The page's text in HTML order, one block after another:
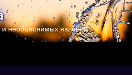
необъяснимых явлений